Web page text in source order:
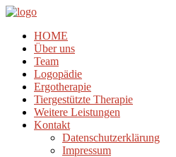
HOME
Über uns
Team
Logopädie
Ergotherapie
Tiergestützte Therapie
Weitere Leistungen
Kontakt
Datenschutzerklärung
Impressum